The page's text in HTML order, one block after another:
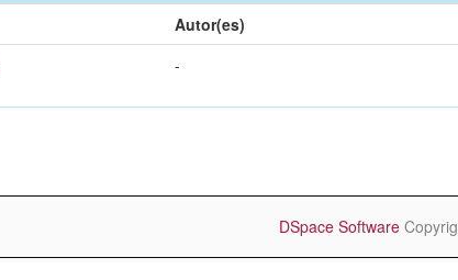
Autor(es)
-
DSpace Software